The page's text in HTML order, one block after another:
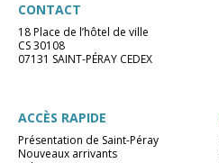
CONTACT
18 Place de l’hôtel de ville
CS 30108
07131 SAINT-PÉRAY CEDEX
ACCÈS RAPIDE
Présentation de Saint-Péray
Nouveaux arrivants